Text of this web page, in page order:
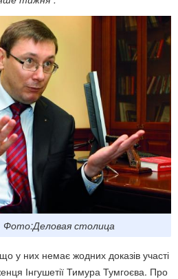
Фото:Деловая столица
у них немає жодних доказів участі
Інгушетії Тимура Тумгоєва. Про